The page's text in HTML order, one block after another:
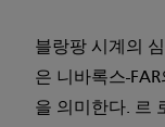
블랑팡 시계의
은 니바록스-
을 의미한다. 르